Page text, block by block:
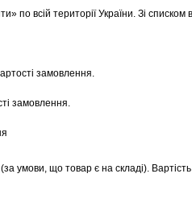
по всій території України. Зі
замовлення.
замовлення.
умови, що товар є на складі).